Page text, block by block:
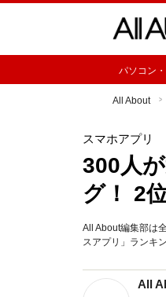
パソコン
All About
スマホアプリ
300人
グ！ 2
All About編集部は
スアプリ」ランキ
All